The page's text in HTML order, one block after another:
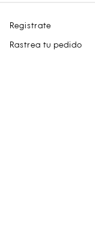
Registrate
Rastrea tu pedido